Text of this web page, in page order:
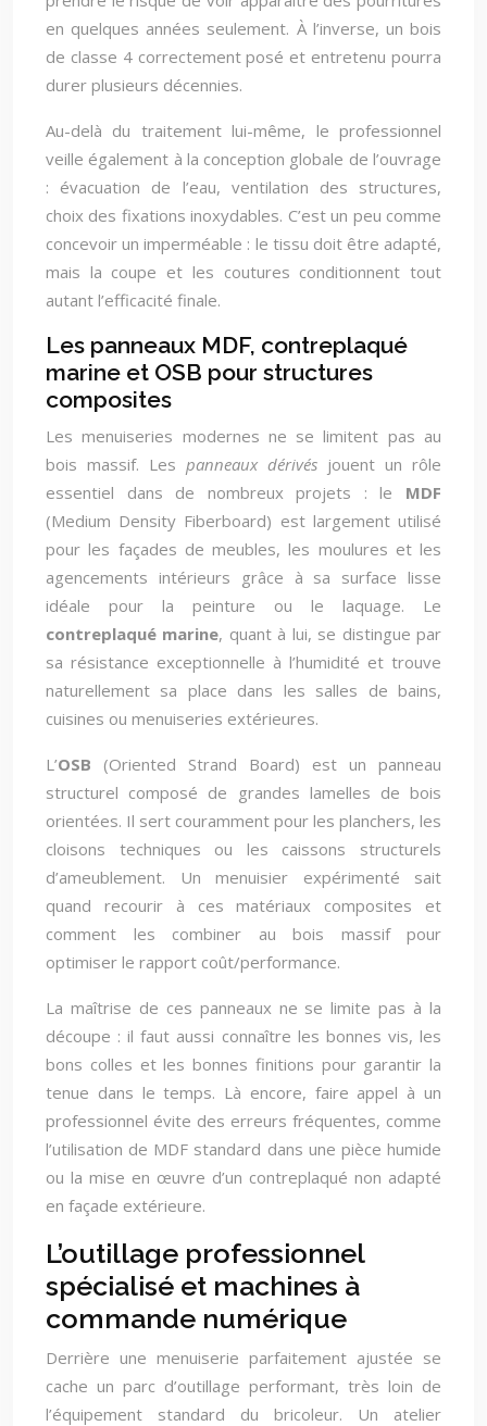
en quelques années seulement. À l’inverse, un bois
de classe 4 correctement posé et entretenu pourra
durer plusieurs décennies.
Au-delà du traitement lui-même, le professionnel
veille également à la conception globale de l’ouvrage
: évacuation de l’eau, ventilation des structures,
choix des fixations inoxydables. C’est un peu comme
concevoir un imperméable : le tissu doit être adapté,
mais la coupe et les coutures conditionnent tout
autant l’efficacité finale.
Les panneaux MDF, contreplaqué
marine et OSB pour structures
composites
Les menuiseries modernes ne se limitent pas au
bois massif. Les panneaux dérivés jouent un rôle
essentiel dans de nombreux projets : le MDF
(Medium Density Fiberboard) est largement utilisé
pour les façades de meubles, les moulures et les
agencements intérieurs grâce à sa surface lisse
idéale pour la peinture ou le laquage. Le
contreplaqué marine, quant à lui, se distingue par
sa résistance exceptionnelle à l’humidité et trouve
naturellement sa place dans les salles de bains,
cuisines ou menuiseries extérieures.
L’OSB (Oriented Strand Board) est un panneau
structurel composé de grandes lamelles de bois
orientées. Il sert couramment pour les planchers, les
cloisons techniques ou les caissons structurels
d’ameublement. Un menuisier expérimenté sait
quand recourir à ces matériaux composites et
comment les combiner au bois massif pour
optimiser le rapport coût/performance.
La maîtrise de ces panneaux ne se limite pas à la
découpe : il faut aussi connaître les bonnes vis, les
bons colles et les bonnes finitions pour garantir la
tenue dans le temps. Là encore, faire appel à un
professionnel évite des erreurs fréquentes, comme
l’utilisation de MDF standard dans une pièce humide
ou la mise en œuvre d’un contreplaqué non adapté
en façade extérieure.
L’outillage professionnel
spécialisé et machines à
commande numérique
Derrière une menuiserie parfaitement ajustée se
cache un parc d’outillage performant, très loin de
l’équipement standard du bricoleur. Un atelier